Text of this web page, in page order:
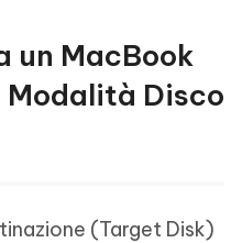
un MacBook
Modalità Disco
(Target Disk)